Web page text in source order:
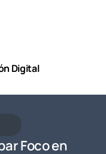
Digital
Foco en